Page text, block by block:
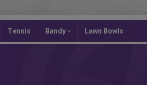
Tennis Bandy Lawn Bowls